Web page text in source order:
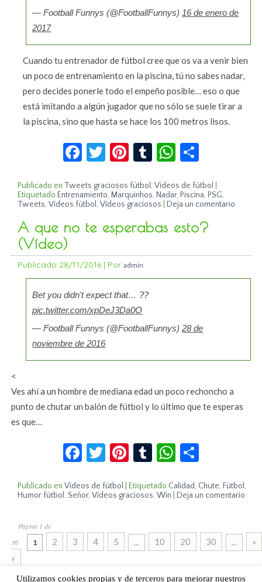
— Football Funnys (@FootballFunnys) 16 de enero de
2017
Cuando tu entrenador de fútbol cree que os va a venir bien
un poco de entrenamiento en la piscina, tú no sabes nadar,
pero decides ponerle todo el empeño posible… eso o que
está imitando a algún jugador que no sólo se suele tirar a
la piscina, sino que hasta se hace los 100 metros lisos.
Facebook
Twitter
Pinterest
TumblrWhatsApp
Publicado en Tweets graciosos fútbol ,Vídeos de fútbol
Etiquetado Entrenamiento, Marquinhos, Nadar, Piscina, PSG,
Tweets,Vídeos fútbol ,Vídeos graciosos Deja un comentario
A que no te esperabas esto?
(Vídeo)
Publicado 28/11/2016 | Por admin
Bet you didn't expect that… ??
pic.twitter.com/xpDeJ3Da0O
— Football Funnys (@FootballFunnys)28 de
noviembre de 2016
<
Ves ahí a un hombre de mediana edad un poco rechoncho a
punto de chutar un balón de fútbol y lo último que te esperas
es que…
Facebook
Twitter
Pinterest
TumblrWhatsApp
Publicado en Vídeos de fútbol Etiquetado Calidad, Chute, Fútbol ,
Humor fútbol , Señor,Vídeos graciosos,Win Deja un comentario
Página 1 de
36
1 2 3 4 5 10 20 30
»
»
Utilizamos cookies propias y de terceros para mejorar nuestros